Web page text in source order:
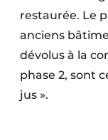
restaurée. Le
anciens
dévolus à la
phase 2, sont
jus ».